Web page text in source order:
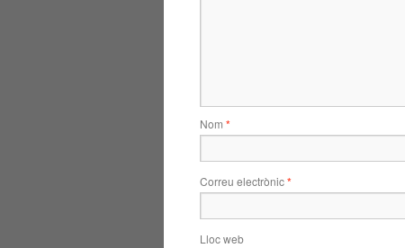
Nom *
Correu electrònic*
Lloc web